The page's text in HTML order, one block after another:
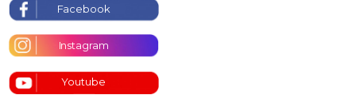
Facebook
Instagram
Youtube